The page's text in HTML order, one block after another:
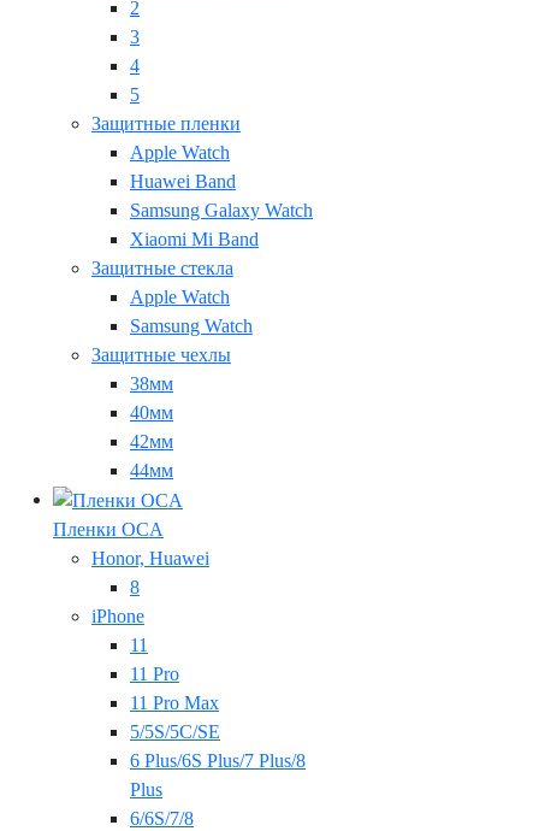
2
3
4
5
Защитные пленки
Apple Watch
Huawei Band
Samsung Galaxy Watch
Xiaomi Mi Band
Защитные стекла
Apple Watch
Samsung Watch
Защитные чехлы
38мм
40мм
42мм
44мм
Пленки OCA
Honor, Huawei
8
iPhone
11
11 Pro
11 Pro Max
5/5S/5C/SE
6 Plus/6S Plus/7 Plus/8
Plus
6/6S/7/8